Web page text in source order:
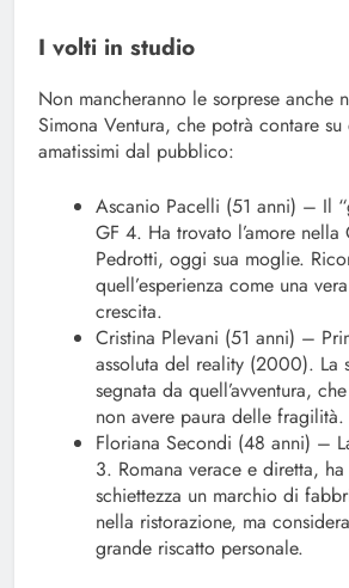
I volti in studio
Non mancheranno le sorprese anche
Simona Ventura, che potrà contare
amatissimi dal pubblico:
Ascanio Pacelli (51 anni) – Il
GF 4. Ha trovato l’amore nella
Pedrotti, oggi sua moglie.
quell’esperienza come una
crescita.
Cristina Plevani (51 anni) –
assoluta del reality (2000). La
segnata da quell’avventura,
non avere paura delle fragilità.
Floriana Secondi (48 anni) –
3. Romana verace e diretta,
schiettezza un marchio di
nella ristorazione, ma
grande riscatto personale.